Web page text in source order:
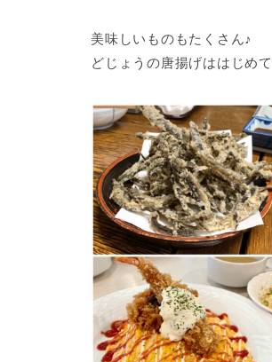
美味しいものもたくさん♪
どじょうの唐揚げははじめ